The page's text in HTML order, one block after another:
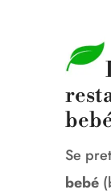
Se
bebé